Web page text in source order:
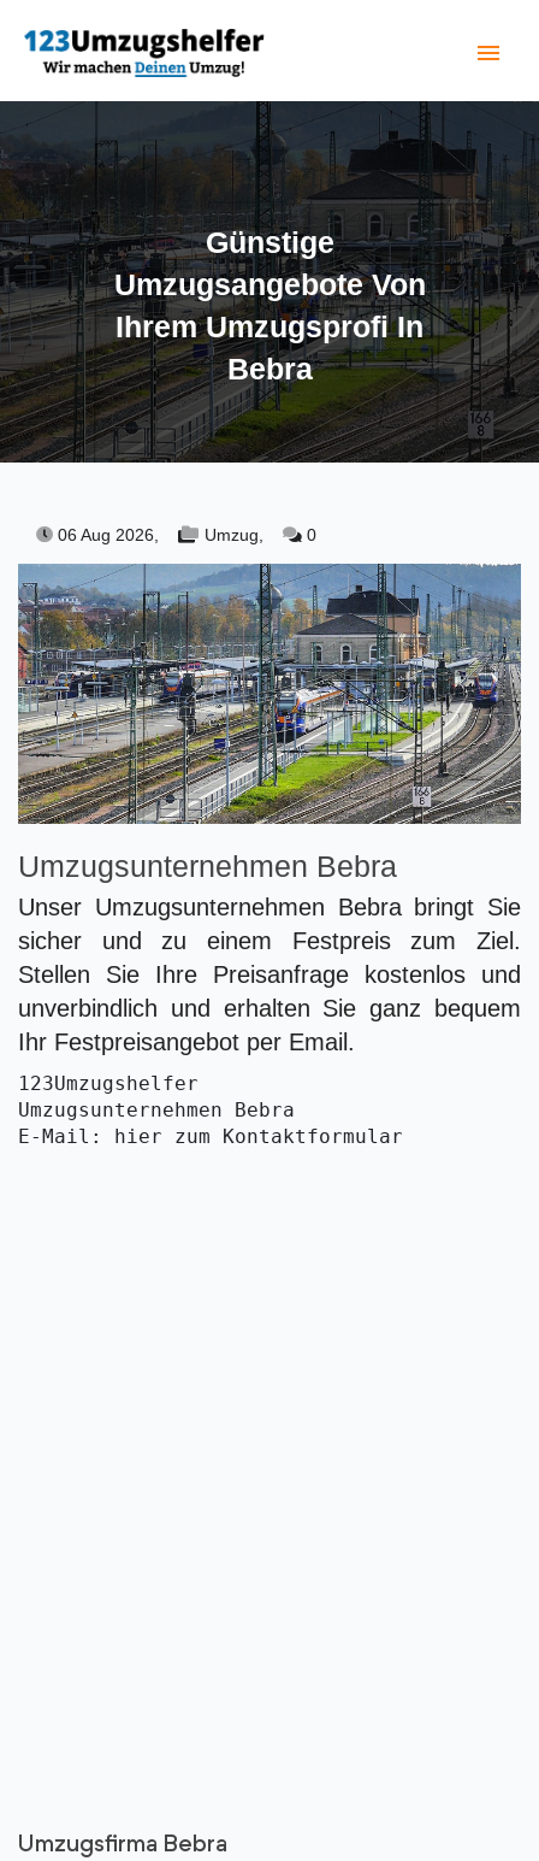
menu
(current)
Günstige
Umzugsangebote Von
Ihrem Umzugsprofi In
Bebra
06 Aug 2026, Umzug, 0
Umzugsunternehmen Bebra
Unser Umzugsunternehmen Bebra bringt Sie
sicher und zu einem Festpreis zum Ziel.
Stellen Sie Ihre Preisanfrage kostenlos und
unverbindlich und erhalten Sie ganz bequem
Ihr Festpreisangebot per Email.
123Umzugshelfer
Umzugsunternehmen Bebra
E-Mail: hier zum Kontaktformular
Umzugsfirma Bebra